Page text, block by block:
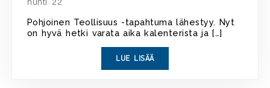
Pohjoinen Teollisuus -tapahtuma lähestyy. Nyt
on hyvä hetki varata aika kalenterista ja […]
LUE LISÄÄ